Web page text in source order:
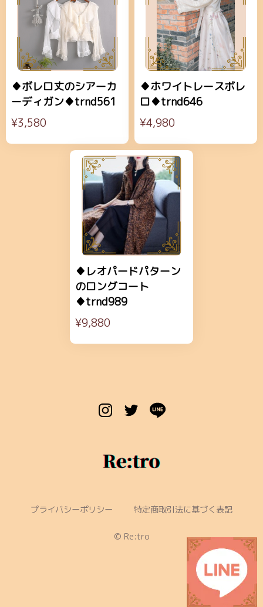
♦ボレロ丈のシアーカ
ーディガン♦trnd561
¥3,580
♦ホワイトレースボレ
ロ♦trnd646
¥4,980
♦レオパードパターン
のロングコート
♦trnd989
¥9,880
プライバシーポリシー 特定商取引法に基づく表記
©︎ Re:tro